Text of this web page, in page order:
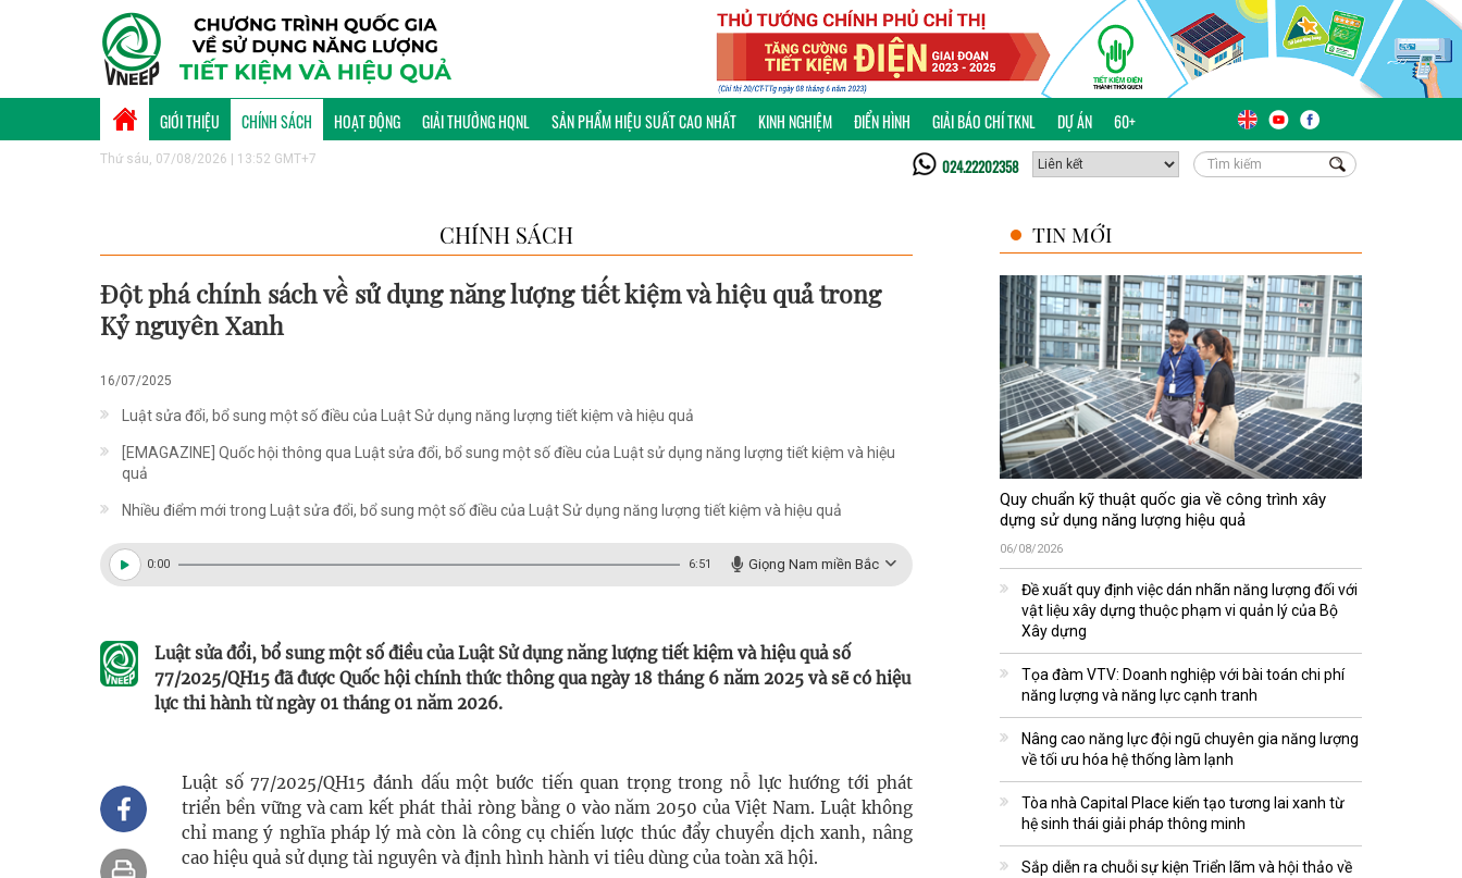
GIỚI THIỆU CHÍNH SÁCH HOẠT ĐỘNG GIẢI THƯỞNG HQNL SẢN PHẨM HIỆU SUẤT CAO NHẤT KINH NGHIỆM ĐIỂN HÌNH GIẢI BÁO CHÍ TKNL DỰ ÁN 60+
Thứ sáu, 07/08/2026 | 13:52 GMT+7 024.22202358
CHÍNH SÁCH
Đột phá chính sách về sử dụng năng lượng tiết kiệm và hiệu quả trong
Kỷ nguyên Xanh
16/07/2025
Luật sửa đổi, bổ sung một số điều của Luật Sử dụng năng lượng tiết kiệm và hiệu quả
[EMAGAZINE] Quốc hội thông qua Luật sửa đổi, bổ sung một số điều của Luật sử dụng năng lượng tiết kiệm và hiệu
quả
Nhiều điểm mới trong Luật sửa đổi, bổ sung một số điều của Luật Sử dụng năng lượng tiết kiệm và hiệu quả
0:00 6:51 Giọng Nam miền Bắc
Luật sửa đổi, bổ sung một số điều của Luật Sử dụng năng lượng tiết kiệm và hiệu quả số
77/2025/QH15 đã được Quốc hội chính thức thông qua ngày 18 tháng 6 năm 2025 và sẽ có hiệu
lực thi hành từ ngày 01 tháng 01 năm 2026.
Luật số 77/2025/QH15 đánh dấu một bước tiến quan trọng trong nỗ lực hướng tới phát
triển bền vững và cam kết phát thải ròng bằng 0 vào năm 2050 của Việt Nam. Luật không
chỉ mang ý nghĩa pháp lý mà còn là công cụ chiến lược thúc đẩy chuyển dịch xanh, nâng
cao hiệu quả sử dụng tài nguyên và định hình hành vi tiêu dùng của toàn xã hội.
TIN MỚI
Quy chuẩn kỹ thuật quốc gia về công trình xây
dựng sử dụng năng lượng hiệu quả
06/08/2026
Đề xuất quy định việc dán nhãn năng lượng đối với
vật liệu xây dựng thuộc phạm vi quản lý của Bộ
Xây dựng
Tọa đàm VTV: Doanh nghiệp với bài toán chi phí
năng lượng và năng lực cạnh tranh
Nâng cao năng lực đội ngũ chuyên gia năng lượng
về tối ưu hóa hệ thống làm lạnh
Tòa nhà Capital Place kiến tạo tương lai xanh từ
hệ sinh thái giải pháp thông minh
Sắp diễn ra chuỗi sự kiện Triển lãm và hội thảo về